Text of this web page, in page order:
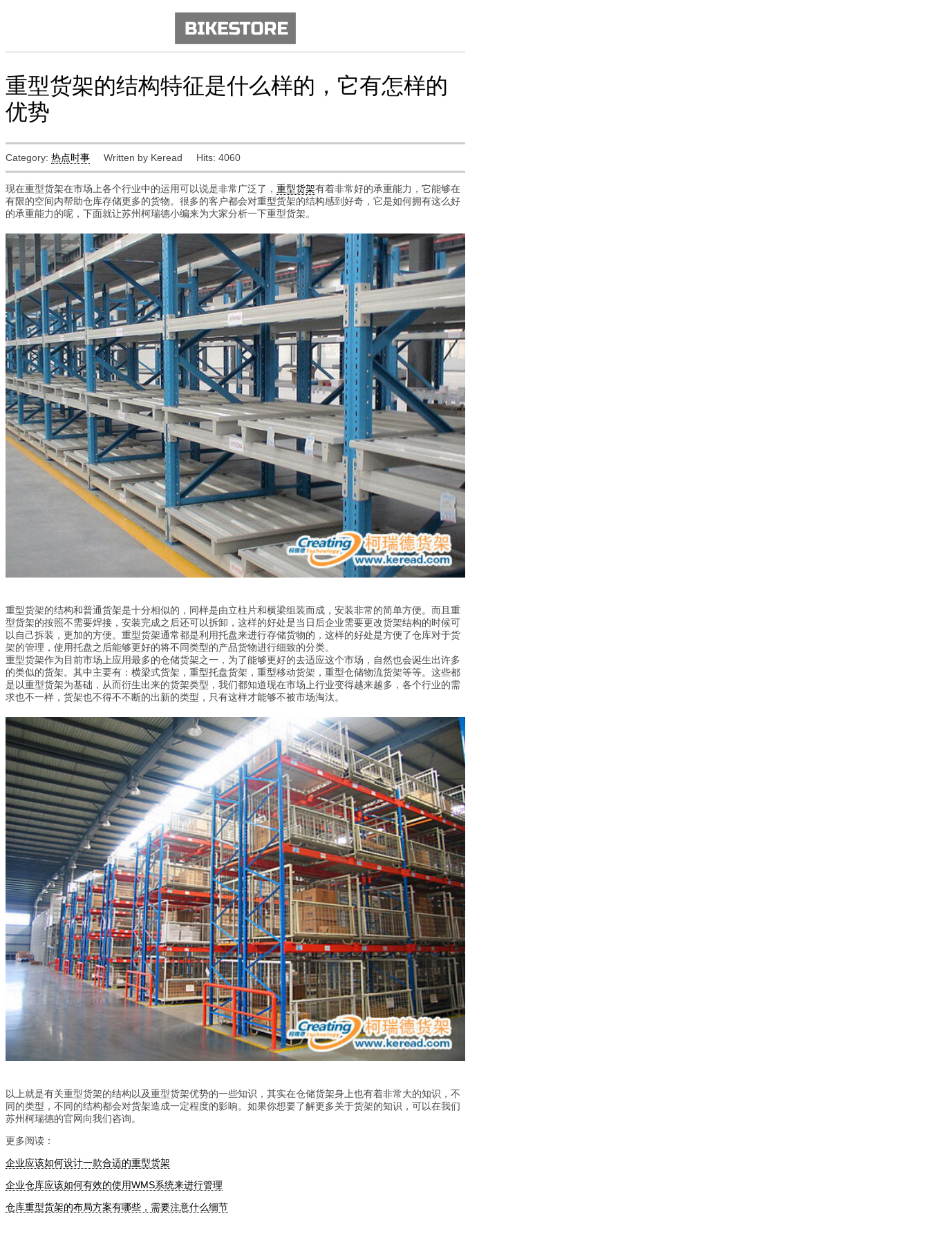
重型货架的结构特征是什么样的，它有怎样的
优势
Category: 热点时事 Written by Keread Hits: 4060
现在重型货架在市场上各个行业中的运用可以说是非常广泛了， 重型货架有着非常好的承重能力，它能够在
有限的空间内帮助仓库存储更多的货物。很多的客户都会对重型货架的结构感到好奇，它是如何拥有这么好
的承重能力的呢，下面就让苏州柯瑞德小编来为大家分析一下重型货架。
重型货架的结构和普通货架是十分相似的，同样是由立柱片和横梁组装而成，安装非常的简单方便。而且重
型货架的按照不需要焊接，安装完成之后还可以拆卸，这样的好处是当日后企业需要更改货架结构的时候可
以自己拆装，更加的方便。重型货架通常都是利用托盘来进行存储货物的，这样的好处是方便了仓库对于货
架的管理，使用托盘之后能够更好的将不同类型的产品货物进行细致的分类。
重型货架作为目前市场上应用最多的仓储货架之一，为了能够更好的去适应这个市场，自然也会诞生出许多
的类似的货架。其中主要有：横梁式货架，重型托盘货架，重型移动货架，重型仓储物流货架等等。这些都
是以重型货架为基础，从而衍生出来的货架类型，我们都知道现在市场上行业变得越来越多，各个行业的需
求也不一样，货架也不得不不断的出新的类型，只有这样才能够不被市场淘汰。
以上就是有关重型货架的结构以及重型货架优势的一些知识，其实在仓储货架身上也有着非常大的知识，不
同的类型，不同的结构都会对货架造成一定程度的影响。如果你想要了解更多关于货架的知识，可以在我们
苏州柯瑞德的官网向我们咨询。
更多阅读：
企业应该如何设计一款合适的重型货架
企业仓库应该如何有效的使用WMS系统来进行管理
仓库重型货架的布局方案有哪些，需要注意什么细节